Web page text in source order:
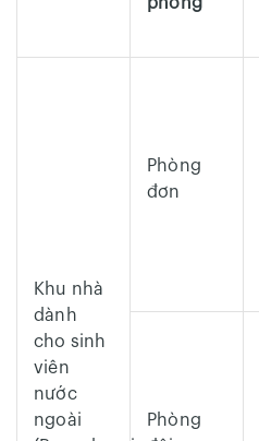
Khu nhà
dành
cho sinh
viên
nước
ngoài
Phòng
đơn
Phòng